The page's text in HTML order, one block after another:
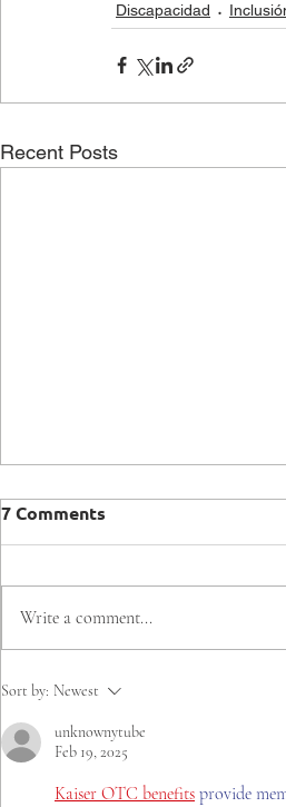
Discapacidad
Recent Posts
Mineduc, Mindep, IND y
Chile firman Compromiso
Rumbo a Santiago 2027
7 Comments
Write a comment...
Sort by: Newest
unknownytube
Feb 19, 2025
Kaiser OTC benefits provide